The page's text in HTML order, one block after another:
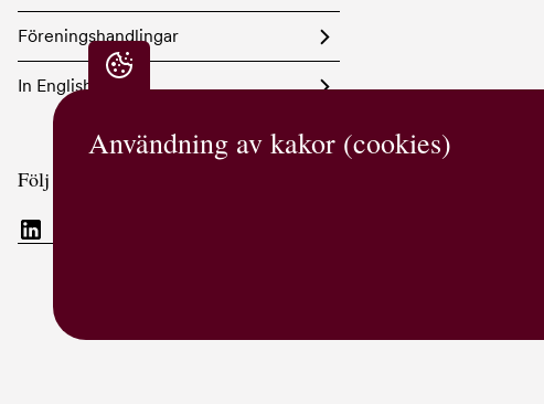
Föreningshandlingar
In English
Följ oss i sociala medier
Integritetsinställningar
Användning av kakor (cookies)